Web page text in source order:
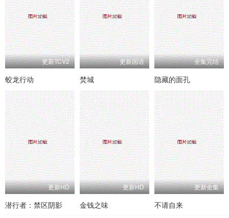
更新TCV2
蛟龙行动
更新国语
焚城
全集完结
隐藏的面孔
更新HD
潜行者：禁区阴影
更新HD
金钱之味
更新全集
不请自来